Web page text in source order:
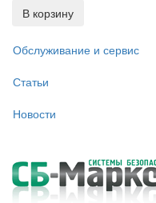
В корзину
Обслуживание и сервис
Статьи
Новости